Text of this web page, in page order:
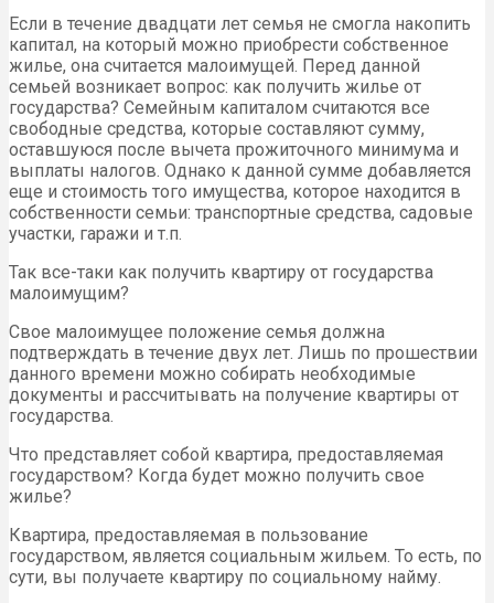
Если в течение двадцати лет семья не смогла накопить
капитал, на который можно приобрести собственное
жилье, она считается малоимущей. Перед данной
семьей возникает вопрос: как получить жилье от
государства? Семейным капиталом считаются все
свободные средства, которые составляют сумму,
оставшуюся после вычета прожиточного минимума и
выплаты налогов. Однако к данной сумме добавляется
еще и стоимость того имущества, которое находится в
собственности семьи: транспортные средства, садовые
участки, гаражи и т.п.
Так все-таки как получить квартиру от государства
малоимущим?
Свое малоимущее положение семья должна
подтверждать в течение двух лет. Лишь по прошествии
данного времени можно собирать необходимые
документы и рассчитывать на получение квартиры от
государства.
Что представляет собой квартира, предоставляемая
государством? Когда будет можно получить свое
жилье?
Квартира, предоставляемая в пользование
государством, является социальным жильем. То есть, по
сути, вы получаете квартиру по социальному найму.